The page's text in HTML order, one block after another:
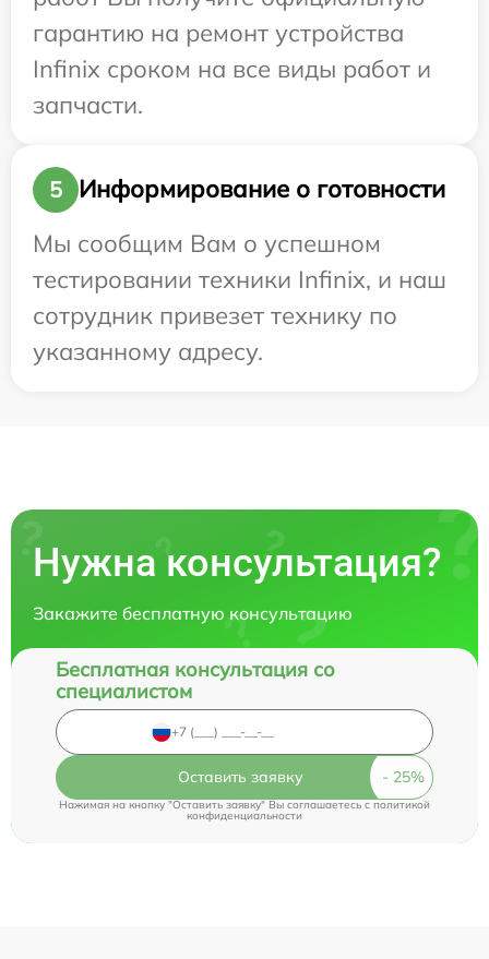
гарантию на ремонт устройства
Infinix сроком на все виды работ и
запчасти.
5
Информирование о готовности
Мы сообщим Вам о успешном
тестировании техники Infinix, и наш
сотрудник привезет технику по
указанному адресу.
Нужна консультация?
Закажите бесплатную консультацию
Бесплатная консультация со
специалистом
Оставить заявку
Нажимая на кнопку "Оставить заявку" Вы соглашаетесь cполитикой
конфиденциальности